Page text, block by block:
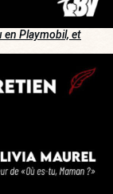
en Playmobil, et